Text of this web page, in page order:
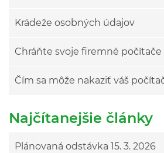
Krádeže osobných údajov
Chráňte svoje firemné počítače
Čím sa môže nakaziť váš
Najčítanejšie články
Plánovaná odstávka 15. 3. 2026